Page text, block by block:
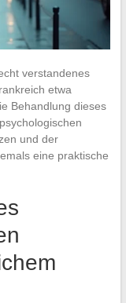
verstandenes
etwa
Behandlung dieses
und der
eine praktische